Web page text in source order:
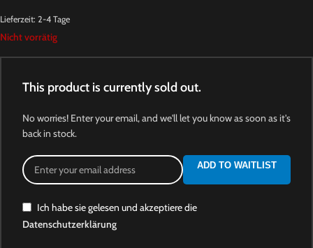
Lieferzeit: 2-4 Tage
Nicht vorrätig
This product is currently sold out.
No worries! Enter your email, and we'll let you know as soon as it's
back in stock.
ADD TO WAITLIST
Ich habe sie gelesen und akzeptiere die
Datenschutzerklärung